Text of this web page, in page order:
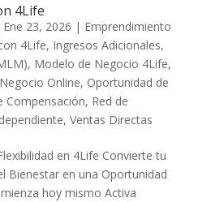
4Life
Ene 23, 2026 | Emprendimiento
4Life, Ingresos Adicionales,
, Modelo de Negocio 4Life,
Negocio Online, Oportunidad de
Compensación, Red de
, Ventas Directas
en 4Life Convierte tu
Bienestar en una Oportunidad
hoy mismo Activa